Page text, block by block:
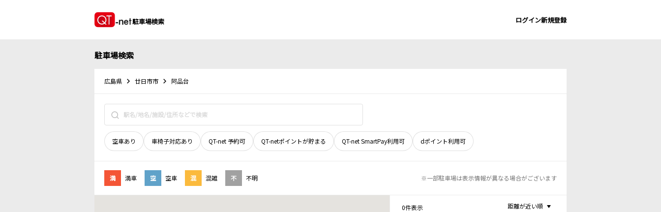
駐車場検索 ログイン新規登録
駐車場検索
広島県 廿日市市 阿品台
空車あり 車椅子対応あり QT-net 予約可 QT-netポイントが貯まる QT-net SmartPay利用可 dポイント利用可
満 満車 空 空車 混 混雑 不 不明 ※一部駐車場は表示情報が異なる場合がございます
0件表示 距離が近い順